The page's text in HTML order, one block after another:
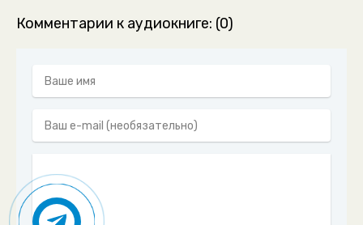
Комментарии к аудиокниге: (0)